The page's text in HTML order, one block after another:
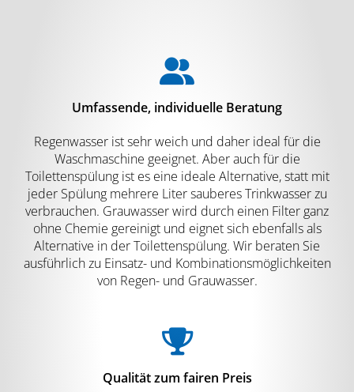
Umfassende, individuelle Beratung
Regenwasser ist sehr weich und daher ideal für die
Waschmaschine geeignet. Aber auch für die
Toilettenspülung ist es eine ideale Alternative, statt mit
jeder Spülung mehrere Liter sauberes Trinkwasser zu
verbrauchen. Grauwasser wird durch einen Filter ganz
ohne Chemie gereinigt und eignet sich ebenfalls als
Alternative in der Toilettenspülung. Wir beraten Sie
ausführlich zu Einsatz- und Kombinationsmöglichkeiten
von Regen- und Grauwasser.
Qualität zum fairen Preis